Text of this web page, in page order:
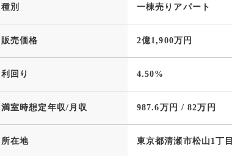
種別 一棟売りアパート
販売価格 2億1,900万円
利回り 4.50%
満室時想定年収/月収 987.6万円 / 82万円
所在地 東京都清瀬市松山1丁目